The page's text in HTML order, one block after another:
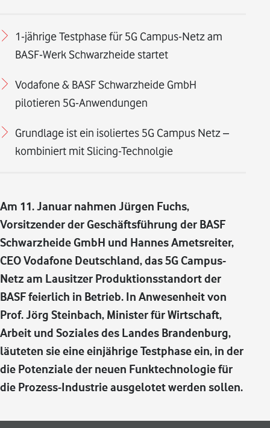
1-jährige Testphase für 5G Campus-Netz am
BASF-Werk Schwarzheide startet
Vodafone & BASF Schwarzheide GmbH
pilotieren 5G-Anwendungen
Grundlage ist ein isoliertes 5G Campus Netz –
kombiniert mit Slicing-Technolgie
Am 11. Januar nahmen Jürgen Fuchs,
Vorsitzender der Geschäftsführung der BASF
Schwarzheide GmbH und Hannes Ametsreiter,
CEO Vodafone Deutschland, das 5G Campus-
Netz am Lausitzer Produktionsstandort der
BASF feierlich in Betrieb. In Anwesenheit von
Prof. Jörg Steinbach, Minister für Wirtschaft,
Arbeit und Soziales des Landes Brandenburg,
läuteten sie eine einjährige Testphase ein, in der
die Potenziale der neuen Funktechnologie für
die Prozess-Industrie ausgelotet werden sollen.